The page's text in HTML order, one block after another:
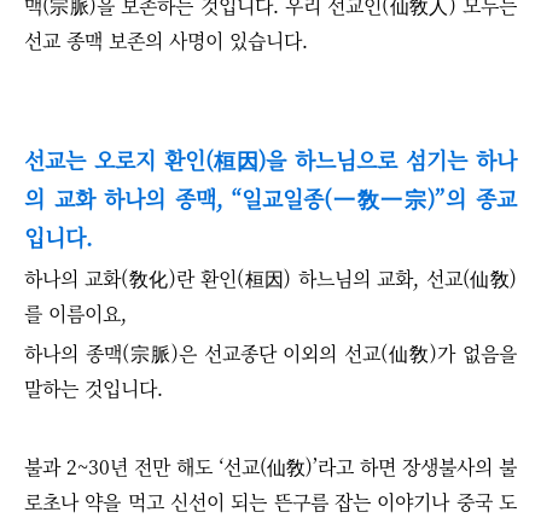
선교 종맥 보존의 사명이 있습니다.
선교는 오로지 환인(桓因)을 하느님으로 섬기는 하나
의 교화 하나의 종맥, “일교일종(一敎一宗)”의 종교
입니다.
하나의 교화(敎化)란 환인(桓因) 하느님의 교화, 선교(仙敎)
를 이름이요,
하나의 종맥(宗脈)은 선교종단 이외의 선교(仙敎)가 없음을
말하는 것입니다.
불과 2~30년 전만 해도 ‘선교(仙敎)’라고 하면 장생불사의 불
로초나 약을 먹고 신선이 되는 뜬구름 잡는 이야기나 중국 도